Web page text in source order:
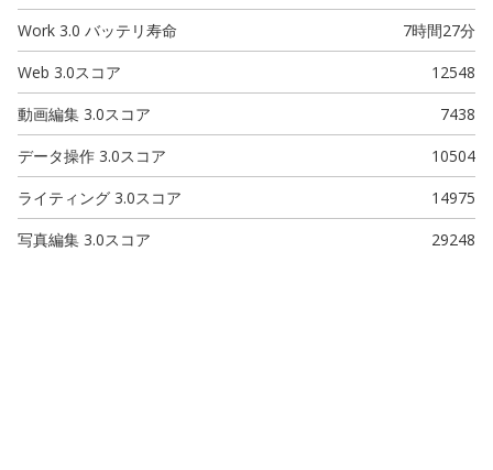
Work 3.0 バッテリ寿命
7時間27分
Web 3.0スコア
12548
動画編集 3.0スコア
7438
データ操作 3.0スコア
10504
ライティング 3.0スコア
14975
写真編集 3.0スコア
29248